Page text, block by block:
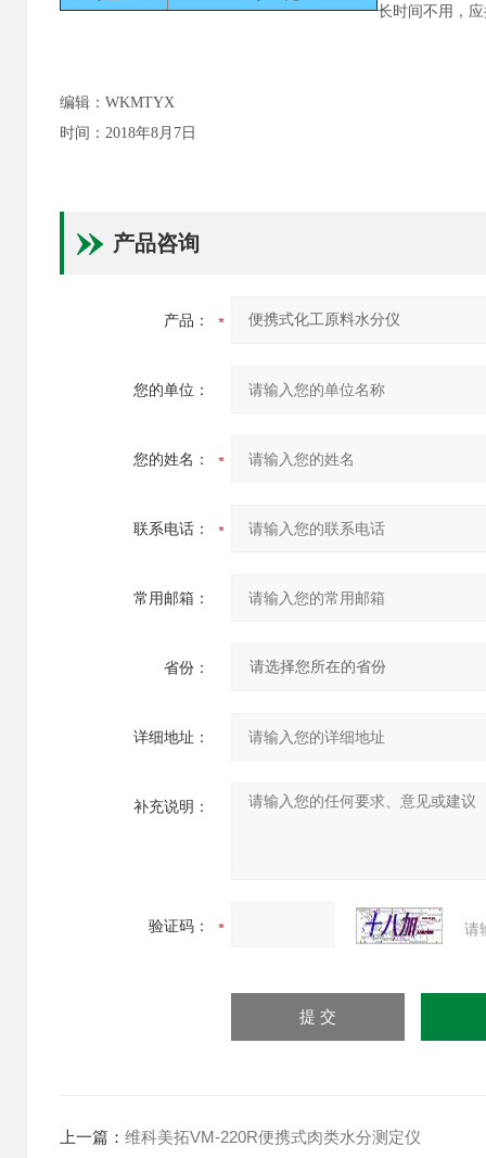
长时间不用，
编辑：WKMTYX
时间：2018年8月7日
产品咨询
产品：
您的单位：
您的姓名：
联系电话：
常用邮箱：
省份：
详细地址：
补充说明：
验证码： 请
上一篇： 维科美拓VM-220R便携式肉类水分测定仪